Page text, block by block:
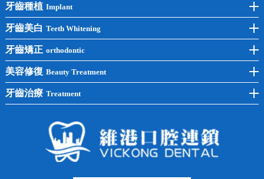
牙齒種植 Implant
前牙種植
後牙種植
單顆種植
半口種植
全口種植
牙齒美白 Teeth Whitening
冷光美白
洗牙
黃黑牙
常見問題
牙齒矯正 orthodontic
牙齒矯正
兒童矯正
牙列不齊
美容修復 Beauty Treatment
全瓷牙
牙齒治療 Treatment
牙齦出血